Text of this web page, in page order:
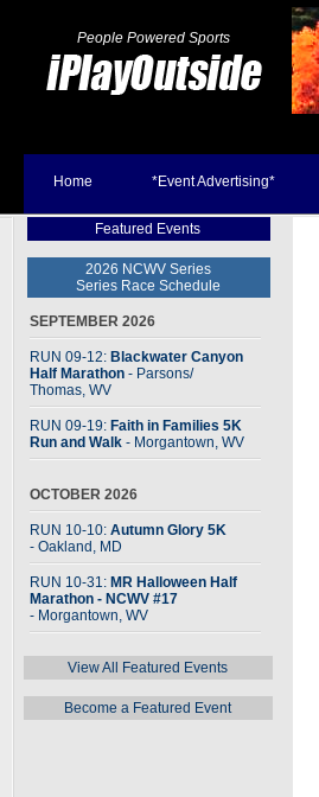
People Powered Sports
Home *Event Advertising*
Featured Events
2026 NCWV Series
Series Race Schedule
SEPTEMBER 2026
RUN 09-12: Blackwater Canyon
Half Marathon - Parsons/
Thomas, WV
RUN 09-19: Faith in Families 5K
Run and Walk - Morgantown, WV
OCTOBER 2026
RUN 10-10: Autumn Glory 5K
- Oakland, MD
RUN 10-31: MR Halloween Half
Marathon - NCWV #17
- Morgantown, WV
View All Featured Events
Become a Featured Event